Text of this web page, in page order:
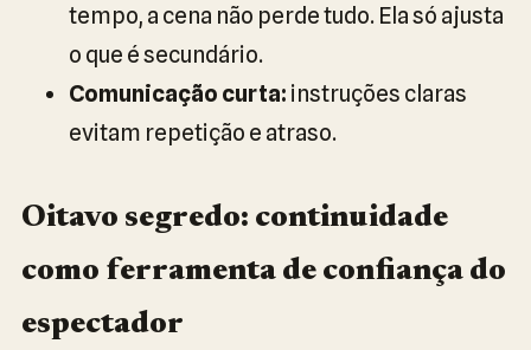
tempo, a cena não perde tudo. Ela só ajusta
o que é secundário.
Comunicação curta: instruções claras
evitam repetição e atraso.
Oitavo segredo: continuidade
como ferramenta de confiança do
espectador